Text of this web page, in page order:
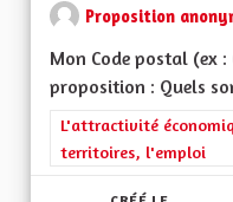
Proposition
Mon Code postal (ex
proposition : Quels
Filtrer les résultats de
L'attractivité
territoires, l'emploi